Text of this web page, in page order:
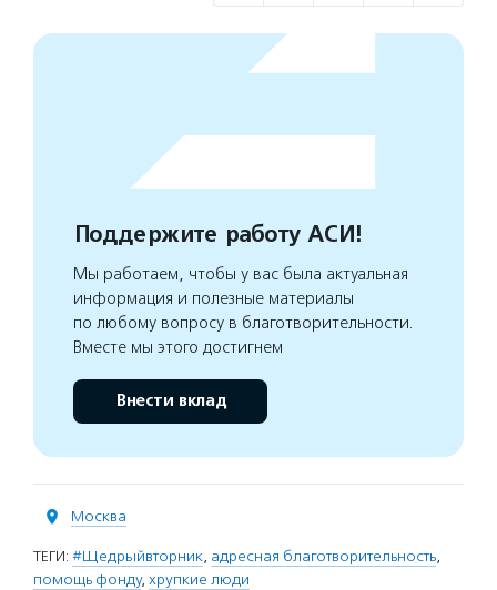
Поддержите работу АСИ!
Мы работаем, чтобы у вас была актуальная
информация и полезные материалы
по любому вопросу в благотворительности.
Вместе мы этого достигнем
Внести вклад
Москва
ТЕГИ: #Щедрыйвторник, адресная благотворительность,
помощь фонду, хрупкие люди